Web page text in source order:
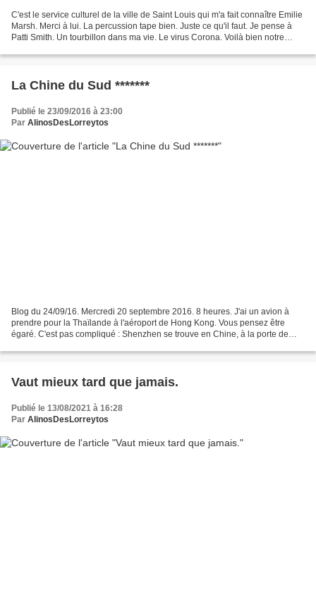
C'est le service culturel de la ville de Saint Louis qui m'a fait connaître Emilie
Marsh. Merci à lui. La percussion tape bien. Juste ce qu'il faut. Je pense à
Patti Smith. Un tourbillon dans ma vie. Le virus Corona. Voilà bien notre
La Chine du Sud *******
Publié le 23/09/2016 à 23:00
Par AlinosDesLorreytos
Blog du 24/09/16. Mercredi 20 septembre 2016. 8 heures. J'ai un avion à
prendre pour la Thaïlande à l'aéroport de Hong Kong. Vous pensez être
égaré. C'est pas compliqué : Shenzhen se trouve en Chine, à la porte de
Vaut mieux tard que jamais.
Publié le 13/08/2021 à 16:28
Par AlinosDesLorreytos